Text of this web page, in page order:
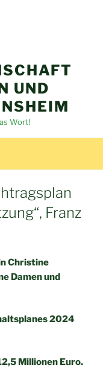
UND
Wort!
Franz
Christine
Damen und
2024
Millionen Euro.